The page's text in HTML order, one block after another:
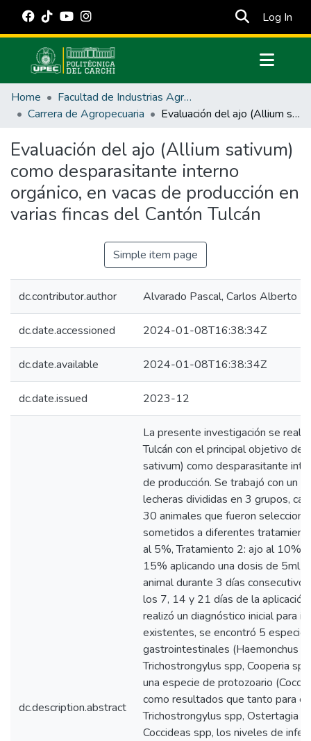
Log In
Communities & Collections
All of DSpace
Estadísticas Externas
Manuales
Home
Facultad de Industrias Agropecuarias y Ciencias Ambientales
Carrera de Agropecuaria
Evaluación del ajo (Allium sativum) como desparasitante interno orgánico, en vacas de producción en varias fincas del Cantón Tulcán
Evaluación del ajo (Allium sativum)
como desparasitante interno
orgánico, en vacas de producción en
varias fincas del Cantón Tulcán
Simple item page
dc.contributor.author Alvarado Pascal, Carlos Alberto
dc.date.accessioned 2024-01-08T16:38:34Z
dc.date.available 2024-01-08T16:38:34Z
dc.date.issued 2023-12
dc.description.abstract
La presente investigación se
Tulcán con el principal objetivo de
sativum) como desparasitante
de producción. Se trabajó con un
lecheras divididas en 3 grupos,
30 animales que fueron
sometidos a diferentes
al 5%, Tratamiento 2: ajo al 10%,
15% aplicando una dosis de 5ml/
animal durante 3 días
los 7, 14 y 21 días de la
realizó un diagnóstico inicial para
existentes, se encontró 5
gastrointestinales (Haemonchus
Trichostrongylus spp, Cooperia
una especie de protozoario
como resultados que tanto para
Trichostrongylus spp, Ostertagia
Coccideas spp, los niveles de